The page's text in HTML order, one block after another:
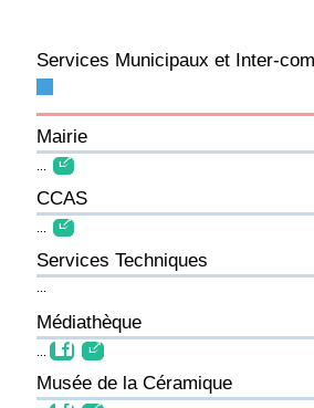
Services Municipaux et Inter-
Mairie
CCAS
Services Techniques
Médiathèque
Musée de la Céramique